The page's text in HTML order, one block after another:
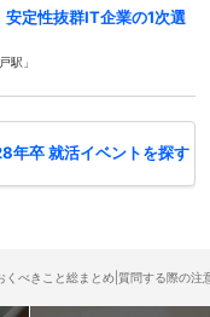
安定性抜群IT企業の1次選
駅」
年卒 就活イベントを探す
くべきこと総まとめ|質問する際の